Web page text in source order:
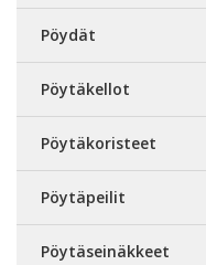
Pöydät
Pöytäkellot
Pöytäkoristeet
Pöytäpeilit
Pöytäseinäkkeet